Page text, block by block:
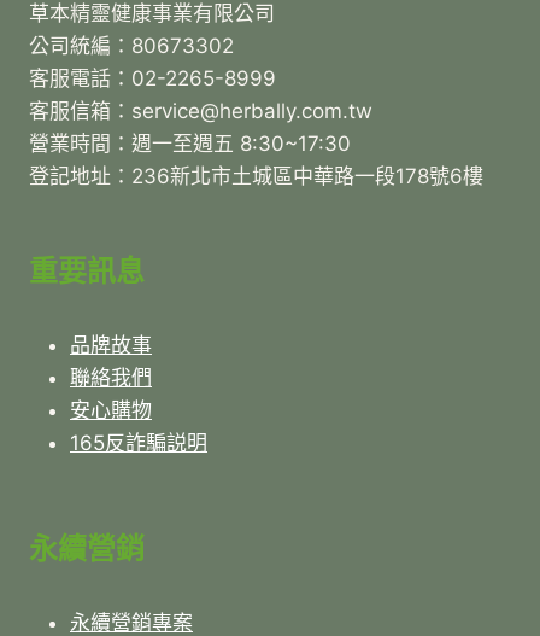
草本精靈健康事業有限公司
公司統編：80673302
客服電話：02-2265-8999
客服信箱：service@herbally.com.tw
營業時間：週一至週五 8:30~17:30
登記地址：236新北市土城區中華路一段178號6樓
重要訊息
品牌故事
聯絡我們
安心購物
165反詐騙説明
永續營銷
永續營銷專案